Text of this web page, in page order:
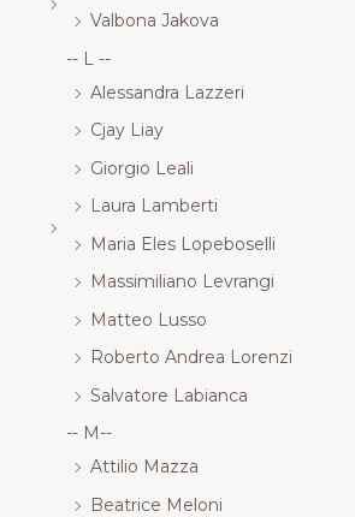
Valbona Jakova
-- L --
Alessandra Lazzeri
Cjay Liay
Giorgio Leali
Laura Lamberti
Maria Eles Lopeboselli
Massimiliano Levrangi
Matteo Lusso
Roberto Andrea Lorenzi
Salvatore Labianca
-- M--
Attilio Mazza
Beatrice Meloni